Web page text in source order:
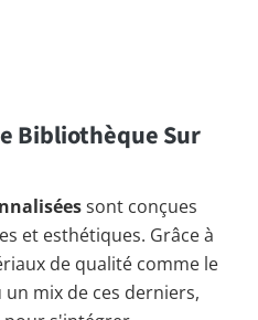
Bibliothèque Sur
sont conçues
et esthétiques. Grâce à
de qualité comme le
mix de ces derniers,